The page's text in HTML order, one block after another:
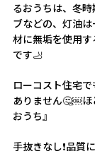
るおうちは、冬
ブなどの、灯油
材に無垢を使用
です🦶
ローコスト住宅
ありません🤔￼ほ
おうち』
手抜きなし❗️品質